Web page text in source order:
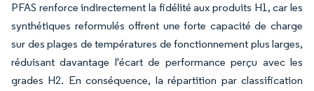
PFAS renforce indirectement la fidélité aux produits H1, car les
synthétiques reformulés offrent une forte capacité de charge
sur des plages de températures de fonctionnement plus larges,
réduisant davantage l'écart de performance perçu avec les
grades H2. En conséquence, la répartition par classification